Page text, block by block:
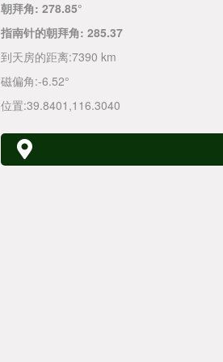
朝拜角: 278.85°
指南针的朝拜角: 285.37
到天房的距离:7390 km
磁偏角:-6.52°
位置:39.8401 ,116.3040